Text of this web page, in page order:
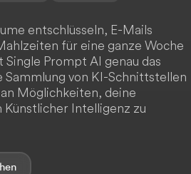
entschlüsseln, E-Mails
für eine ganze Woche
Single Prompt AI genau das
Sammlung von KI-Schnittstellen
Möglichkeiten, deine
Intelligenz zu